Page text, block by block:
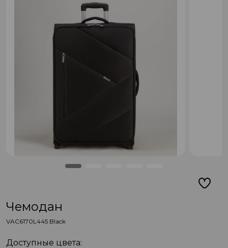
Чемодан
VAC6170L445 Black
Доступные цвета: